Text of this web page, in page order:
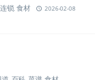
连锁, 食材
2026-02-08